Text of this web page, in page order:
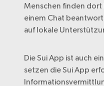
Menschen finden dort
einem Chat
auf lokale
Die Sui App ist auch
setzen die Sui App